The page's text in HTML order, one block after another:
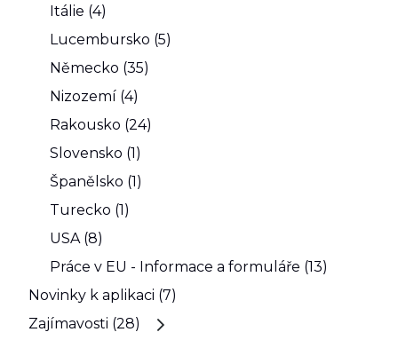
Itálie (4)
Lucembursko (5)
Německo (35)
Nizozemí (4)
Rakousko (24)
Slovensko (1)
Španělsko (1)
Turecko (1)
USA (8)
Práce v EU - Informace a formuláře (13)
Novinky k aplikaci (7)
Zajímavosti (28)